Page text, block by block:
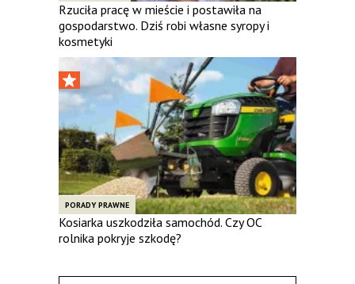
Rzuciła pracę w mieście i postawiła na
gospodarstwo. Dziś robi własne syropy i
kosmetyki
PORADY PRAWNE
Kosiarka uszkodziła samochód. Czy OC
rolnika pokryje szkodę?